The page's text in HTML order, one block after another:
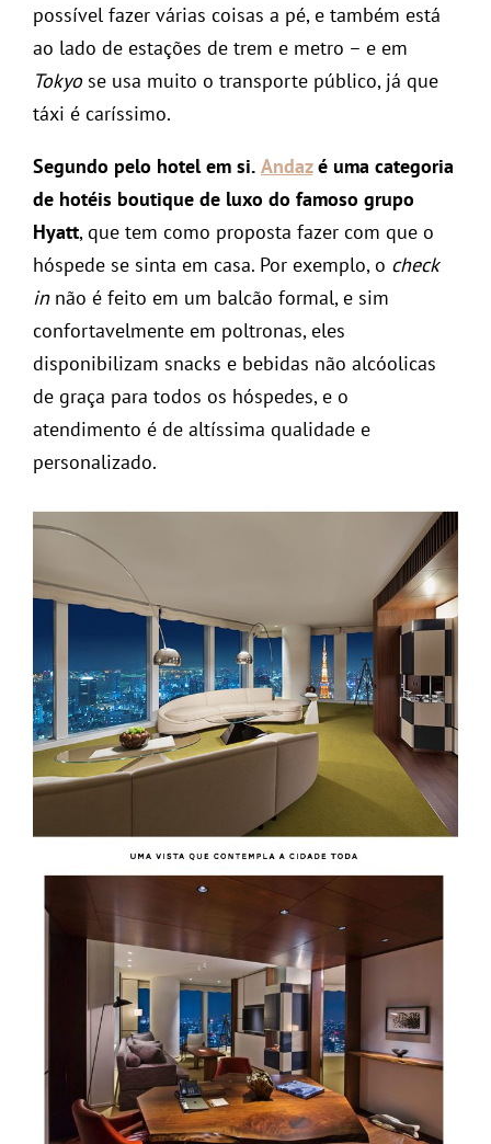
possível fazer várias coisas a pé, e também está
ao lado de estações de trem e metro – e em
Tokyose usa muito o transporte público, já que
táxi é caríssimo.
Segundo pelo hotel em si. Andazé uma categoria
de hotéis boutique de luxo do famoso grupo
Hyatt, que tem como proposta fazer com que o
hóspede se sinta em casa. Por exemplo, o check
innão é feito em um balcão formal, e sim
confortavelmente em poltronas, eles
disponibilizam snacks e bebidas não alcóolicas
de graça para todos os hóspedes, e o
atendimento é de altíssima qualidade e
personalizado.